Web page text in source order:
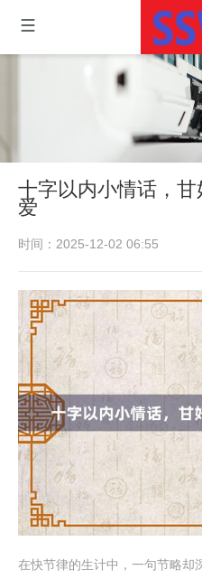
十字以内小情话，
爱
时间：2025-12-02 06:55
在快节律的生计中，一句节略却